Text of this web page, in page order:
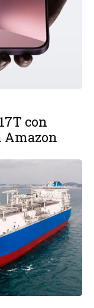
con
Amazon